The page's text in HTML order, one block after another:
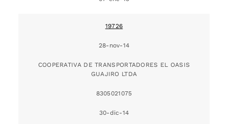
19726
28-nov-14
COOPERATIVA DE TRANSPORTADORES EL OASIS
GUAJIRO LTDA
8305021075
30-dic-14